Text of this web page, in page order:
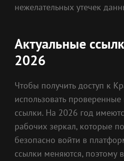
нежелательных утечек
Актуальные
2026
Чтобы получить доступ к
использовать проверенные
ссылки. На 2026 год
рабочих зеркал, которые
безопасно войти в
ссылки меняются, поэтому